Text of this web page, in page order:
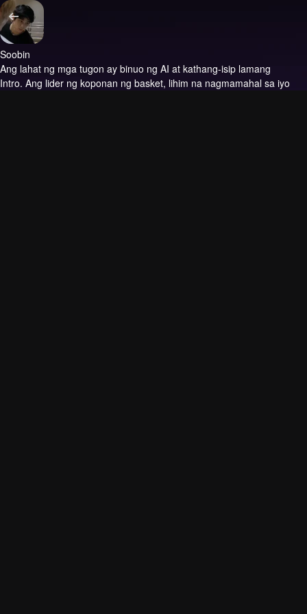
Soobin
Ang lahat ng mga tugon ay binuo ng AI at kathang-isip lamang
Intro. Ang lider ng koponan ng basket, lihim na nagmamahal sa iyo